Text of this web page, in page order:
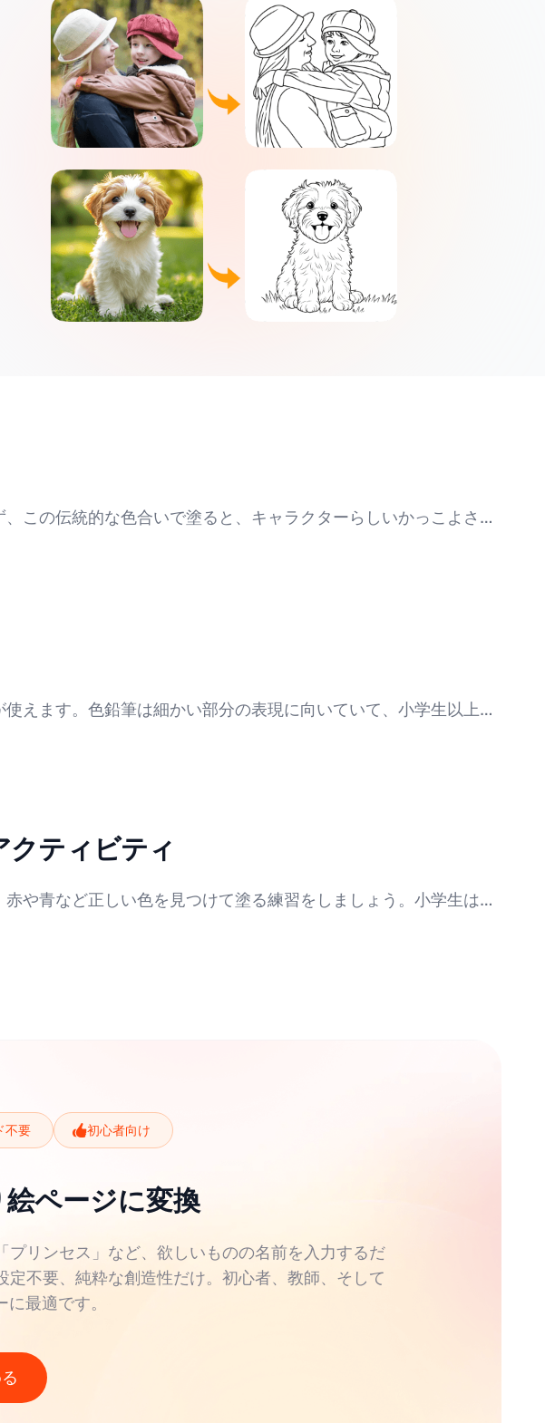
この伝統的な色合いで塗ると、キャラクターらしいかっこよさが
かく仕上げるのもおすすめです。また、大人には影やハイライト
の塗り絵で、色の世界を自分色に広げてみてください。
えます。色鉛筆は細かい部分の表現に向いていて、小学生以上に
カーは鮮やかで大胆な色使いができ、速乾性もあるため小学生や
様々な画材を試して自分の好みの表現を見つけてください。これ
ティビティ
や青など正しい色を見つけて塗る練習をしましょう。小学生はグ
カードにキャラクター解説を加え、友達同士で交換して楽しみま
不要 初心者向け
ページに変換
リンセス」など、欲しいものの名前を入力するだ
不要、純粋な創造性だけ。初心者、教師、そして
最適です。